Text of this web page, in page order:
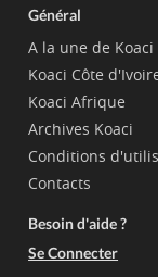
Général
A la une de Koaci
Koaci Côte
Koaci Afrique
Archives Koaci
Conditions
Contacts
Besoin d'aide ?
Se Connecter